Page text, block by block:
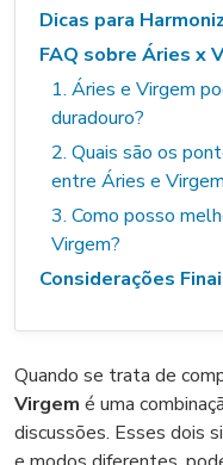
Dicas para
FAQ sobre Áries x
1. Áries e Virgem
duradouro?
2. Quais são os
entre Áries e
3. Como posso
Virgem?
Considerações
Quando se trata de
Virgem é uma
discussões. Esses dois